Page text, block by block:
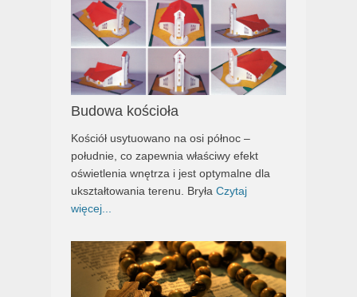
Budowa kościoła
Kościół usytuowano na osi północ –
południe, co zapewnia właściwy efekt
oświetlenia wnętrza i jest optymalne dla
ukształtowania terenu. Bryła Czytaj
więcej...